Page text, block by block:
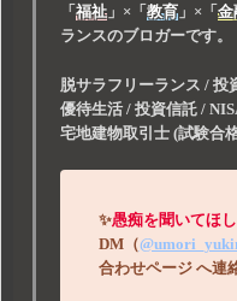
「 福祉」 × 「 教育」 × 「 金
ランスのブロガーです。
脱サラフリーランス / 投
優待生活 / 投資信託 /
宅地建物取引士 (試験合
✨愚痴を聞いてほ
DM（
合わせページへ連